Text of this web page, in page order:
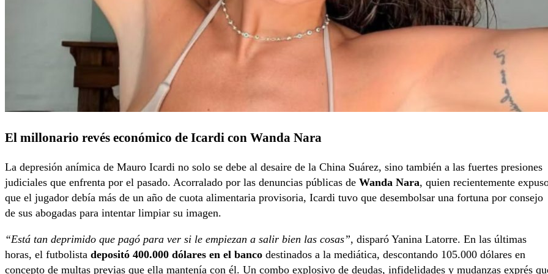
El millonario revés económico de Icardi con Wanda Nara
La depresión anímica de Mauro Icardi no solo se debe al desaire de la China Suárez, sino también a las fuertes presiones
judiciales que enfrenta por el pasado. Acorralado por las denuncias públicas de Wanda Nara, quien recientemente
que el jugador debía más de un año de cuota alimentaria provisoria, Icardi tuvo que desembolsar una fortuna por consejo
de sus abogadas para intentar limpiar su imagen.
“Está tan deprimido que pagó para ver si le empiezan a salir bien las cosas”, disparó Yanina Latorre. En las últimas
horas, el futbolista depositó 400.000 dólares en el banco destinados a la mediática, descontando 105.000 dólares en
concepto de multas previas que ella mantenía con él. Un combo explosivo de deudas, infidelidades y mudanzas exprés